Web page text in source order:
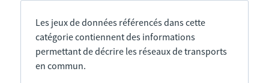
Les jeux de données référencés dans cette
catégorie contiennent des informations
permettant de décrire les réseaux de transports
en commun.